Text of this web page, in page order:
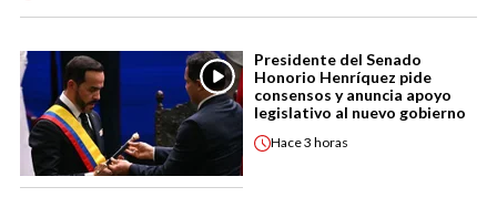
Presidente del Senado
Honorio Henríquez pide
consensos y anuncia apoyo
legislativo al nuevo gobierno
Hace3 horas